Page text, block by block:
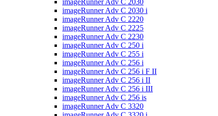
imageRunner Adv C 2030 i
imageRunner Adv C 2220
imageRunner Adv C 2225
imageRunner Adv C 2230
imageRunner Adv C 250 i
imageRunner Adv C 255 i
imageRunner Adv C 256 i
imageRunner Adv C 256 i F II
imageRunner Adv C 256 i II
imageRunner Adv C 256 i III
imageRunner Adv C 256 is
imageRunner Adv C 3320